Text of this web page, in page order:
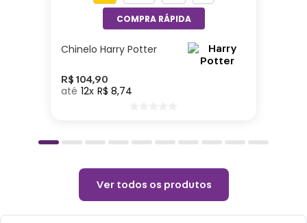
Altura: 40cm| Largura: 40cm| Comprimento:
10cm| Material: Poliéster| Enchimento: Fibra
Passar com temperatura máxima de 110°
Não alvejar.
Permitido uso de centrifuga e máquina
secadora.
Chinelo Harry Potter
R$ 104,90
12 R$ 8,74
Ver todos os produtos